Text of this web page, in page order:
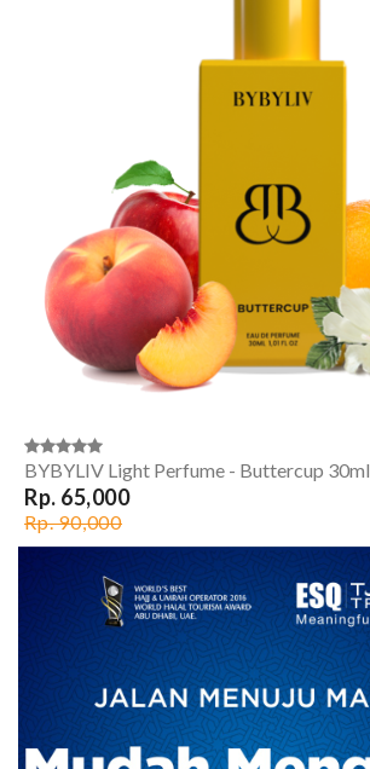
BYBYLIV Light Perfume - Buttercup 30ml
Rp. 65,000
Rp. 90,000